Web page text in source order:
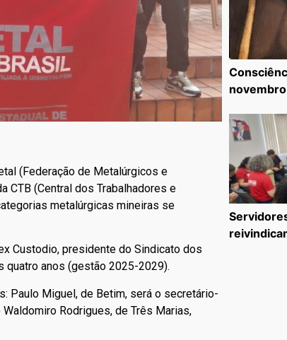
(Federação de Metalúrgicos e
CTB (Central dos Trabalhadores e
metalúrgicas mineiras se
Custodio, presidente do Sindicato dos
quatro anos (gestão 2025-2029).
Paulo Miguel, de Betim, será o secretário-
Rodrigues, de Três Marias,